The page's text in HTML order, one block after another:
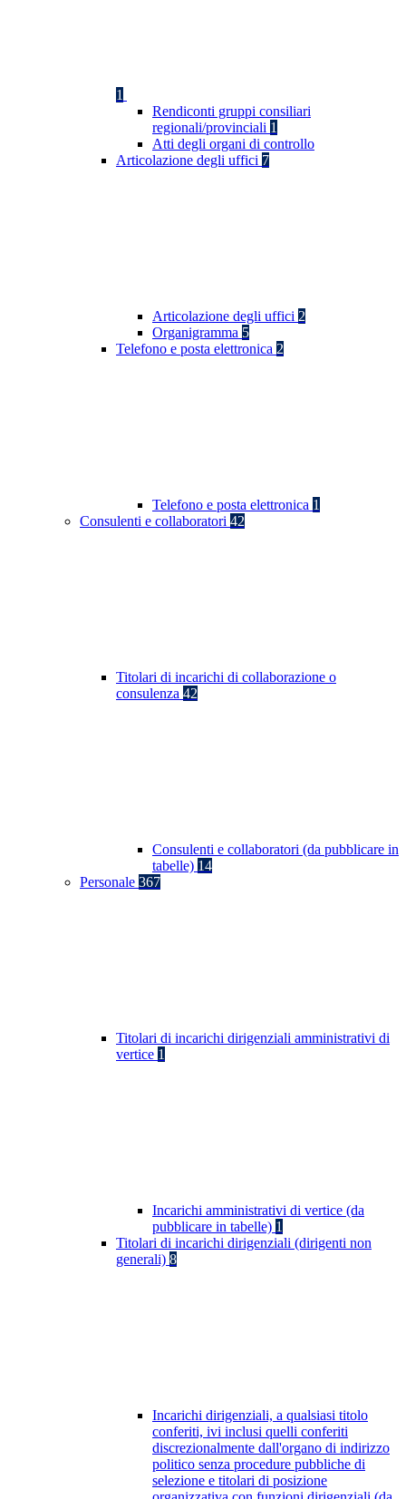
1
Rendiconti gruppi consiliari
regionali/provinciali 1
Atti degli organi di controllo
Articolazione degli uffici 7
Articolazione degli uffici 2
Organigramma 5
Telefono e posta elettronica 2
Telefono e posta elettronica 1
Consulenti e collaboratori 42
Titolari di incarichi di collaborazione o
consulenza 42
Consulenti e collaboratori (da pubblicare in
tabelle) 14
Personale 367
Titolari di incarichi dirigenziali amministrativi di
vertice 1
Incarichi amministrativi di vertice (da
pubblicare in tabelle) 1
Titolari di incarichi dirigenziali (dirigenti non
generali) 8
Incarichi dirigenziali, a qualsiasi titolo
conferiti, ivi inclusi quelli conferiti
discrezionalmente dall'organo di indirizzo
politico senza procedure pubbliche di
selezione e titolari di posizione